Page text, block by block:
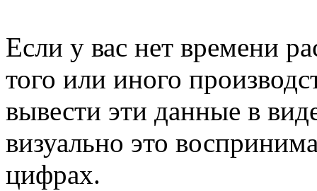
Если у вас нет времени
того или иного
вывести эти данные в
визуально это
цифрах.